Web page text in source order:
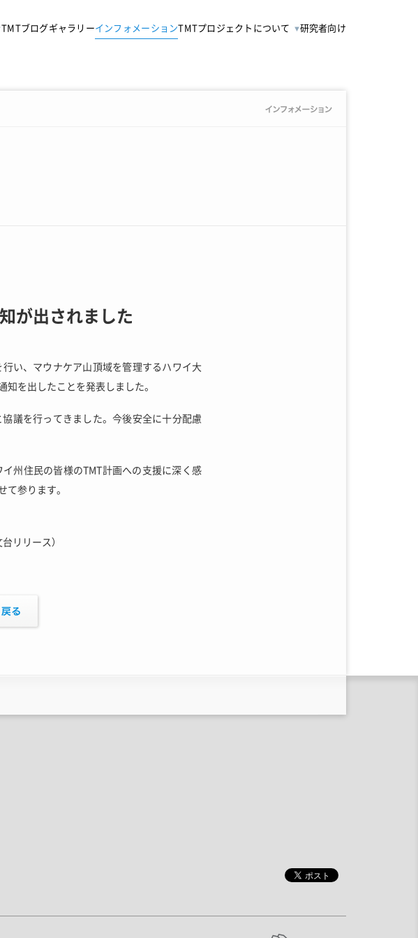
TMTブログギャラリーインフォメーションTMTプロジェクトについて 研究者向け
が出されました
い、マウナケア山頂域を管理するハワイ大
を出したことを発表しました。
議を行ってきました。今後安全に十分配慮
州住民の皆様のTMT計画への支援に深く感
参ります。
リリース）